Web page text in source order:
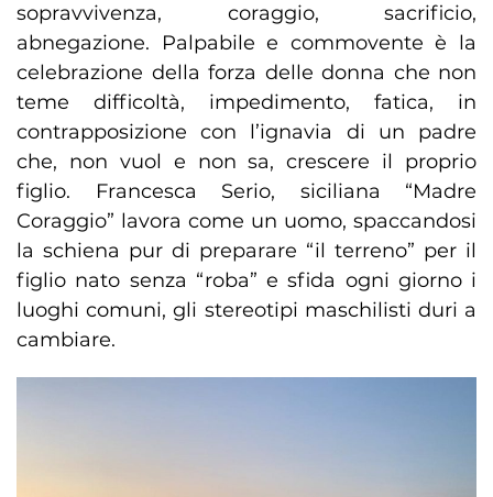
sopravvivenza, coraggio, sacrificio,
abnegazione. Palpabile e commovente è la
celebrazione della forza delle donna che non
teme difficoltà, impedimento, fatica, in
contrapposizione con l’ignavia di un padre
che, non vuol e non sa, crescere il proprio
figlio. Francesca Serio, siciliana “Madre
Coraggio” lavora come un uomo, spaccandosi
la schiena pur di preparare “il terreno” per il
figlio nato senza “roba” e sfida ogni giorno i
luoghi comuni, gli stereotipi maschilisti duri a
cambiare.